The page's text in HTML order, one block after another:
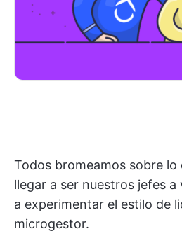
Todos bromeamos sobre lo
llegar a ser nuestros jefes a
a experimentar el estilo de
microgestor.